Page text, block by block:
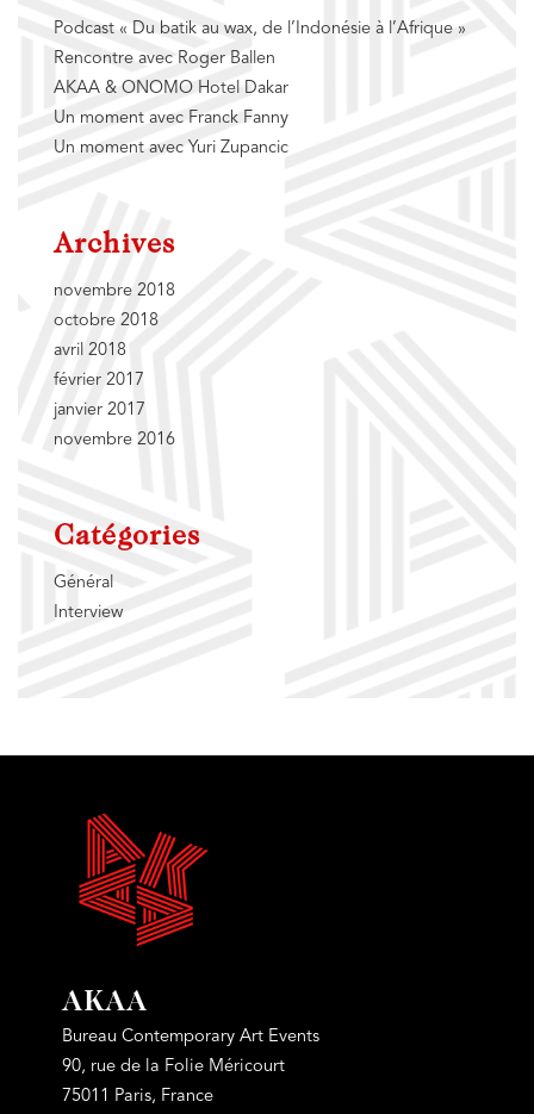
Podcast « Du batik au wax, de l’Indonésie à l’Afrique »
Rencontre avec Roger Ballen
AKAA & ONOMO Hotel Dakar
Un moment avec Franck Fanny
Un moment avec Yuri Zupancic
Archives
novembre 2018
octobre 2018
avril 2018
février 2017
janvier 2017
novembre 2016
Catégories
Général
Interview
AKAA
Bureau Contemporary Art Events
90, rue de la Folie Méricourt
75011 Paris, France